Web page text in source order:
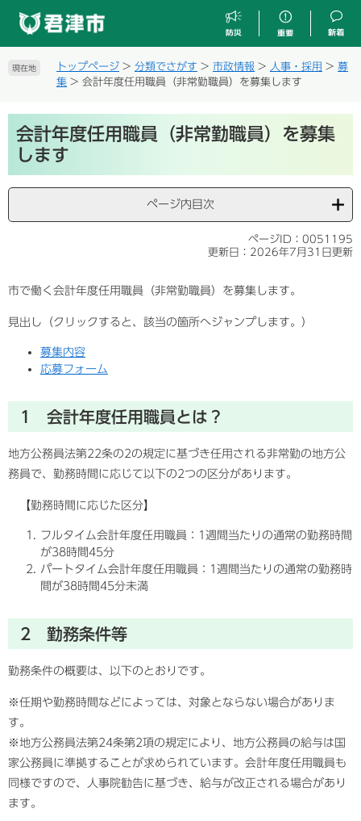
文
現在地 トップページ > 分類でさがす > 市政情報 > 人事・採用 > 募
集 > 会計年度任用職員（非常勤職員）を募集します
文会計年度任用職員（非常勤職員）を募集
します
ページ内目次
ページID：0051195
更新日：2026年7月31日更新
市で働く会計年度任用職員（非常勤職員）を募集します。
見出し（クリックすると、該当の箇所へジャンプします。）
募集内容
応募フォーム
1 会計年度任用職員とは？
地方公務員法第22条の2の規定に基づき任用される非常勤の地方公
務員で、勤務時間に応じて以下の2つの区分があります。
【勤務時間に応じた区分】
フルタイム会計年度任用職員：1週間当たりの通常の勤務時間
が38時間45分
パートタイム会計年度任用職員：1週間当たりの通常の勤務時
間が38時間45分未満
2 勤務条件等
勤務条件の概要は、以下のとおりです。
※任期や勤務時間などによっては、対象とならない場合がありま
す。
※地方公務員法第24条第2項の規定により、地方公務員の給与は国
家公務員に準拠することが求められています。会計年度任用職員も
同様ですので、人事院勧告に基づき、給与が改正される場合があり
ます。